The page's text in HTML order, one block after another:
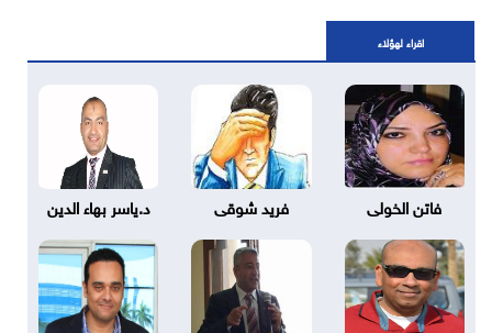
اقراء لهؤلاء
فاتن الخولى فريد شوقى د.ياسر بهاء الدين